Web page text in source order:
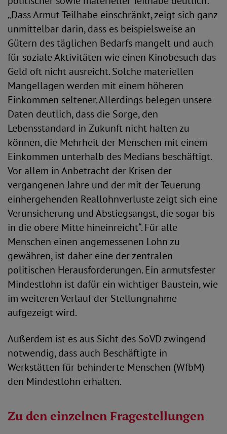
„Dass Armut Teilhabe einschränkt, zeigt sich ganz
unmittelbar darin, dass es beispielsweise an
Gütern des täglichen Bedarfs mangelt und auch
für soziale Aktivitäten wie einen Kinobesuch das
Geld oft nicht ausreicht. Solche materiellen
Mangellagen werden mit einem höheren
Einkommen seltener. Allerdings belegen unsere
Daten deutlich, dass die Sorge, den
Lebensstandard in Zukunft nicht halten zu
können, die Mehrheit der Menschen mit einem
Einkommen unterhalb des Medians beschäftigt.
Vor allem in Anbetracht der Krisen der
vergangenen Jahre und der mit der Teuerung
einhergehenden Reallohnverluste zeigt sich eine
Verunsicherung und Abstiegsangst, die sogar bis
in die obere Mitte hineinreicht“. Für alle
Menschen einen angemessenen Lohn zu
gewähren, ist daher eine der zentralen
politischen Herausforderungen. Ein armutsfester
Mindestlohn ist dafür ein wichtiger Baustein, wie
im weiteren Verlauf der Stellungnahme
aufgezeigt wird.
Außerdem ist es aus Sicht des SoVD zwingend
notwendig, dass auch Beschäftigte in
Werkstätten für behinderte Menschen (WfbM)
den Mindestlohn erhalten.
Zu den einzelnen Fragestellungen